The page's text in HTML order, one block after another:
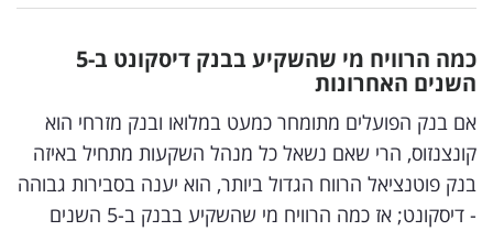
דיגיטל
וטק
שיווק
ופרסום
כמה הרוויח מי שהשקיע בבנק דיסקונט ב-5
השנים האחרונות
אם בנק הפועלים מתומחר כמעט במלואו ובנק מזרחי הוא
קונצנזוס, הרי שאם נשאל כל מנהל השקעות מתחיל באיזה
בנק פוטנציאל הרווח הגדול ביותר, הוא יענה בסבירות גבוהה
- דיסקונט; אז כמה הרוויח מי שהשקיע בבנק ב-5 השנים